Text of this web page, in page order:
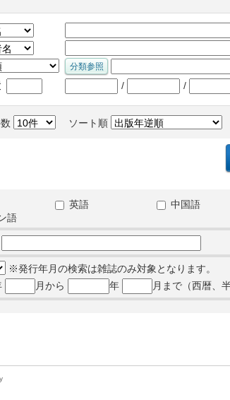
/ /
ソート順
英語 中国語
語
※発行年月の検索は雑誌のみ対象となります。
月から 年 月まで（西暦、